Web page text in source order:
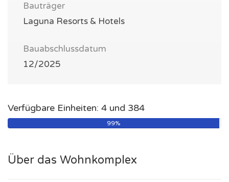
Bauträger
Laguna Resorts & Hotels
Bauabschlussdatum
12/2025
Verfügbare Einheiten: 4 und 384
99%
Über das Wohnkomplex